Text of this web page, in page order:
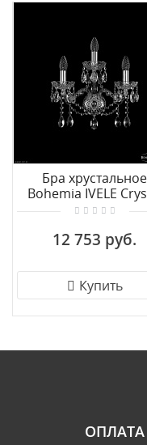
Бра хрустальное
Bohemia IVELE
1413B/2+1/165 Ni
12 753 руб.
Купить